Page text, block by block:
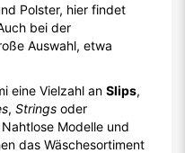
Polster, hier findet
bei der
Auswahl, etwa
eine Vielzahl an Slips,
, Strings oder
Nahtlose Modelle und
das Wäschesortiment